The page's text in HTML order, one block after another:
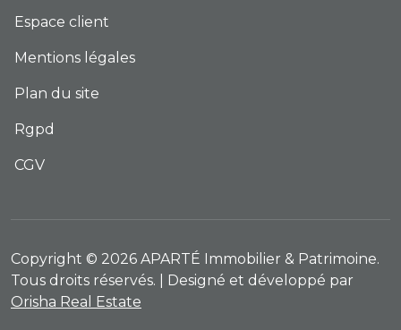
Espace client
Mentions légales
Plan du site
Rgpd
CGV
Copyright © 2026 APARTÉ Immobilier & Patrimoine.
Tous droits réservés. | Designé et développé par
Orisha Real Estate